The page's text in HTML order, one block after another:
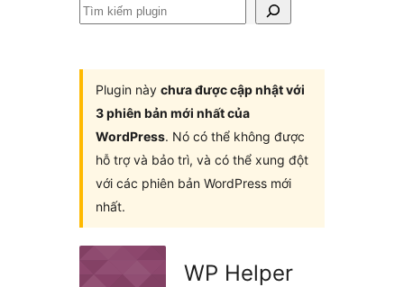
Tìm
Plugin này chưa được cập nhật với
3 phiên bản mới nhất của
WordPress. Nó có thể không được
hỗ trợ và bảo trì, và có thể xung đột
với các phiên bản WordPress mới
nhất.
WP Helper